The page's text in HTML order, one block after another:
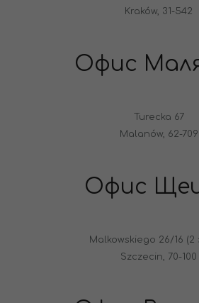
Kraków, 31-542
Офис
Turecka 67
Malanów, 62-709
Офис
Malkowskiego 26/16
Szczecin, 70-100